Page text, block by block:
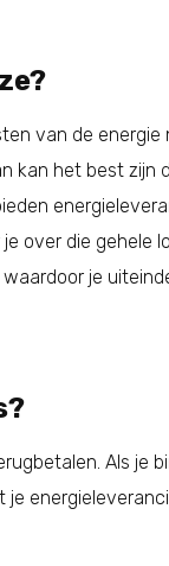
van de energie
kan het best zijn
over die gehele
je
Als je